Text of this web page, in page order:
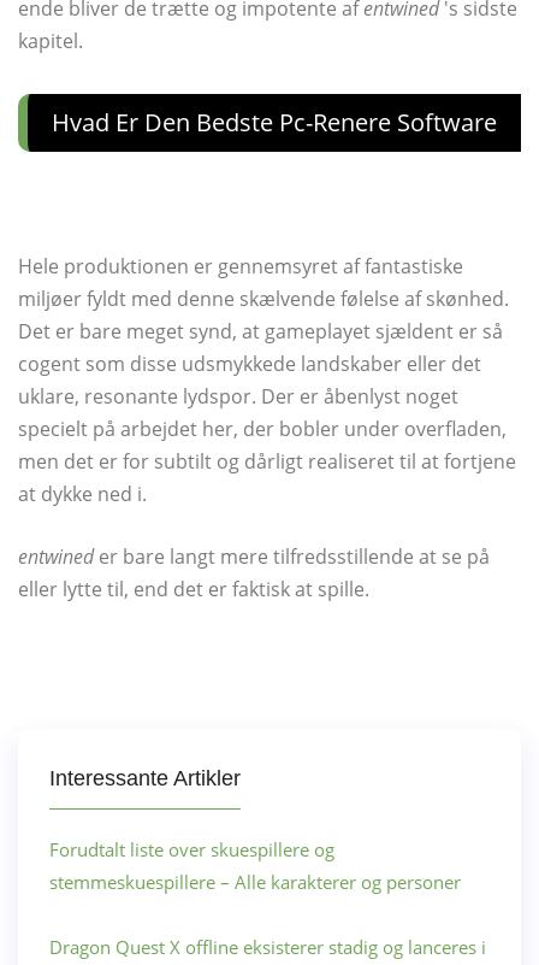
ende bliver de trætte og impotente afentwined's sidste
kapitel.
Hvad Er Den Bedste Pc-Renere Software
Hele produktionen er gennemsyret af fantastiske
miljøer fyldt med denne skælvende følelse af skønhed.
Det er bare meget synd, at gameplayet sjældent er så
cogent som disse udsmykkede landskaber eller det
uklare, resonante lydspor. Der er åbenlyst noget
specielt på arbejdet her, der bobler under overfladen,
men det er for subtilt og dårligt realiseret til at fortjene
at dykke ned i.
entwineder bare langt mere tilfredsstillende at se på
eller lytte til, end det er faktisk at spille.
Interessante Artikler
Forudtalt liste over skuespillere og
stemmeskuespillere – Alle karakterer og personer
Dragon Quest X offline eksisterer stadig og lanceres i